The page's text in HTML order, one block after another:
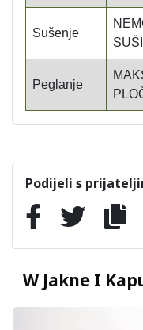
Sušenje
Peglanje
Podijeli s
W Jakne I